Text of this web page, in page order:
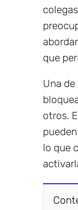
que
Una
otros.
lo que